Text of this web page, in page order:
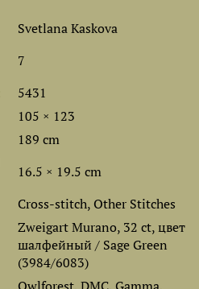
Svetlana Kaskova
7
5431
105 × 123
189 cm
16.5 × 19.5 cm
Cross-stitch, Other Stitches
Zweigart Murano, 32 ct, цвет
шалфейный / Sage Green
(3984/6083)